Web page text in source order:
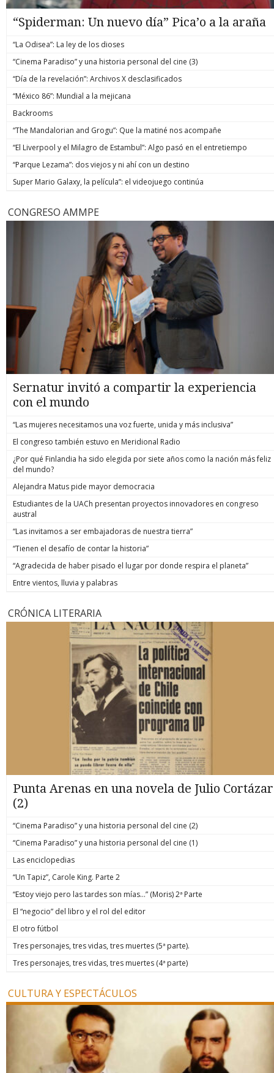
“Spiderman: Un nuevo día” Pica’o a la araña
“La Odisea”: La ley de los dioses
“Cinema Paradiso” y una historia personal del cine (3)
“Día de la revelación”: Archivos X desclasificados
“México 86”: Mundial a la mejicana
Backrooms
“The Mandalorian and Grogu”: Que la matiné nos acompañe
“El Liverpool y el Milagro de Estambul”: Algo pasó en el entretiempo
“Parque Lezama”: dos viejos y ni ahí con un destino
Super Mario Galaxy, la película”: el videojuego continúa
CONGRESO AMMPE
Sernatur invitó a compartir la experiencia
con el mundo
“Las mujeres necesitamos una voz fuerte, unida y más inclusiva”
El congreso también estuvo en Meridional Radio
¿Por qué Finlandia ha sido elegida por siete años como la nación más feliz
del mundo?
Alejandra Matus pide mayor democracia
Estudiantes de la UACh presentan proyectos innovadores en congreso
austral
“Las invitamos a ser embajadoras de nuestra tierra”
“Tienen el desafío de contar la historia”
“Agradecida de haber pisado el lugar por donde respira el planeta”
Entre vientos, lluvia y palabras
CRÓNICA LITERARIA
Punta Arenas en una novela de Julio Cortázar
(2)
“Cinema Paradiso” y una historia personal del cine (2)
“Cinema Paradiso” y una historia personal del cine (1)
Las enciclopedias
“Un Tapiz”, Carole King. Parte 2
“Estoy viejo pero las tardes son mías…” (Moris) 2ª Parte
El “negocio” del libro y el rol del editor
El otro fútbol
Tres personajes, tres vidas, tres muertes (5ª parte).
Tres personajes, tres vidas, tres muertes (4ª parte)
CULTURA Y ESPECTÁCULOS